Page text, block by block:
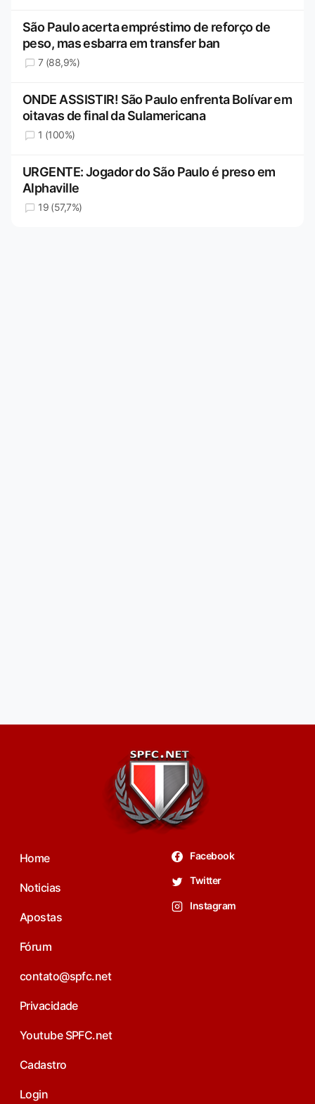
São Paulo acerta empréstimo de reforço de
peso, mas esbarra em transfer ban
7 (88,9%)
ONDE ASSISTIR! São Paulo enfrenta Bolívar em
oitavas de final da Sulamericana
1 (100%)
URGENTE: Jogador do São Paulo é preso em
Alphaville
19 (57,7%)
Home
Noticias
Apostas
Fórum
contato@spfc.net
Privacidade
Youtube SPFC.net
Cadastro
Login
Facebook
Twitter
Instagram